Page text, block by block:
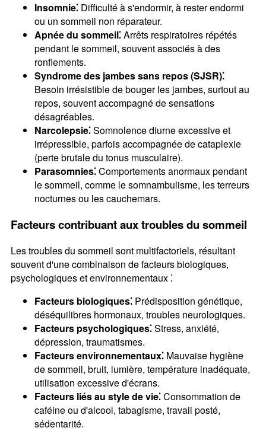
Insomnie⁚Difficulté à s'endormir, à rester endormi
ou un sommeil non réparateur.
Apnée du sommeil⁚Arrêts respiratoires répétés
pendant le sommeil, souvent associés à des
ronflements.
Syndrome des jambes sans repos (SJSR)⁚
Besoin irrésistible de bouger les jambes, surtout au
repos, souvent accompagné de sensations
désagréables.
Narcolepsie⁚Somnolence diurne excessive et
irrépressible, parfois accompagnée de cataplexie
(perte brutale du tonus musculaire).
Parasomnies⁚Comportements anormaux pendant
le sommeil, comme le somnambulisme, les terreurs
nocturnes ou les cauchemars.
Facteurs contribuant aux troubles du sommeil
Les troubles du sommeil sont multifactoriels, résultant
souvent d'une combinaison de facteurs biologiques,
psychologiques et environnementaux ⁚
Facteurs biologiques⁚Prédisposition génétique,
déséquilibres hormonaux, troubles neurologiques.
Facteurs psychologiques⁚Stress, anxiété,
dépression, traumatismes.
Facteurs environnementaux⁚Mauvaise hygiène
de sommeil, bruit, lumière, température inadéquate,
utilisation excessive d'écrans.
Facteurs liés au style de vie⁚Consommation de
caféine ou d'alcool, tabagisme, travail posté,
sédentarité.